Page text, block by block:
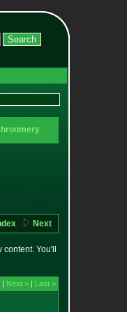
Next
You'll
| Next > | Last >